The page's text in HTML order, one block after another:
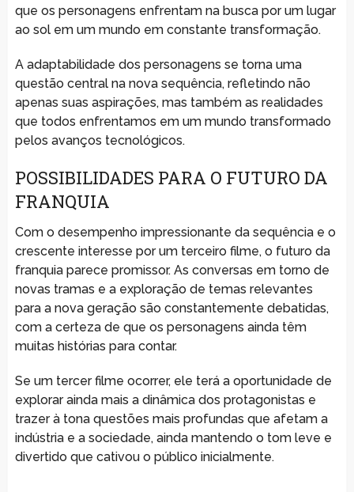
que os personagens enfrentam na busca por um lugar
ao sol em um mundo em constante transformação.
A adaptabilidade dos personagens se torna uma
questão central na nova sequência, refletindo não
apenas suas aspirações, mas também as realidades
que todos enfrentamos em um mundo transformado
pelos avanços tecnológicos.
POSSIBILIDADES PARA O FUTURO DA
FRANQUIA
Com o desempenho impressionante da sequência e o
crescente interesse por um terceiro filme, o futuro da
franquia parece promissor. As conversas em torno de
novas tramas e a exploração de temas relevantes
para a nova geração são constantemente debatidas,
com a certeza de que os personagens ainda têm
muitas histórias para contar.
Se um tercer filme ocorrer, ele terá a oportunidade de
explorar ainda mais a dinâmica dos protagonistas e
trazer à tona questões mais profundas que afetam a
indústria e a sociedade, ainda mantendo o tom leve e
divertido que cativou o público inicialmente.